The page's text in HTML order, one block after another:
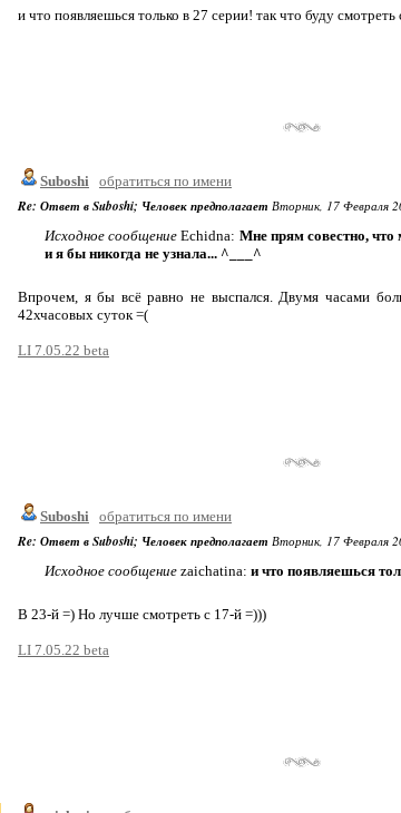
и что появляешься только в 27 серии! так что буду
Suboshi обратиться по имени
Re: Ответ в Suboshi; Человек предполагает Вторник, 17 Февраля
Исходное сообщениеEchidna: Мне прям совестно,
и я бы никогда не узнала... ^___^
Впрочем, я бы всё равно не выспался. Двумя часами
42хчасовых суток =(
LI 7.05.22 beta
Suboshi обратиться по имени
Re: Ответ в Suboshi; Человек предполагает Вторник, 17 Февраля
Исходное сообщение zaichatina: и что появляешься
В 23-й =) Но лучше смотреть с 17-й =)))
LI 7.05.22 beta